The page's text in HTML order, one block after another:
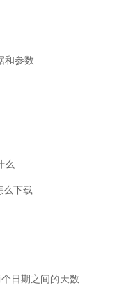
和参数
么
下载
日期之间的天数